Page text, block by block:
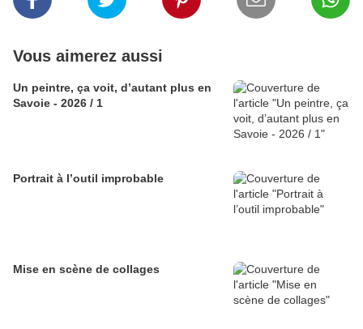
Vous aimerez aussi
Un peintre, ça voit, d’autant plus en
Savoie - 2026 / 1
Portrait à l’outil improbable
Mise en scène de collages